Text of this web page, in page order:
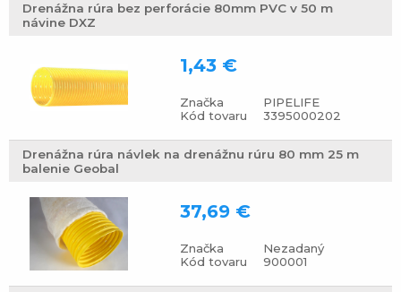
Drenážna rúra bez perforácie 80mm PVC v 50 m
návine DXZ
Značka
PIPELIFE
Kód tovaru
3395000202
1,43 €
Drenážna rúra návlek na drenážnu rúru 80 mm 25 m
balenie Geobal
Značka
Nezadaný
Kód tovaru
900001
37,69 €